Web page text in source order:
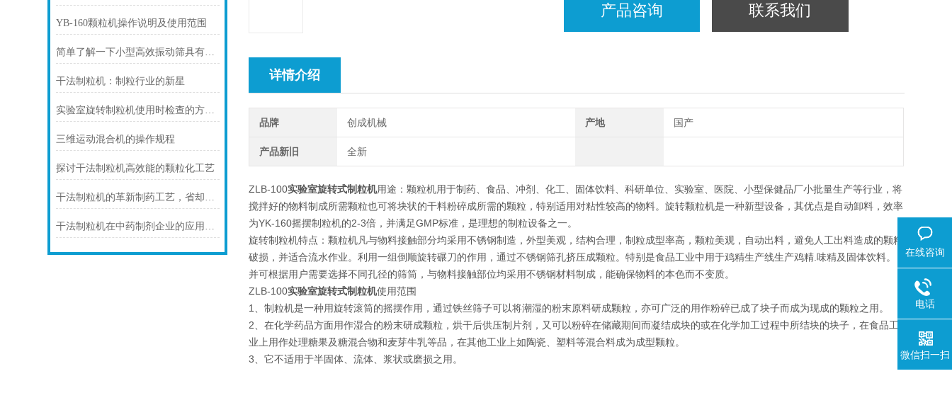
YB-160颗粒机操作说明及使用范围
简单了解一下小型高效振动筛具有哪些性能特点？
干法制粒机：制粒行业的新星
实验室旋转制粒机使用时检查的方法是什么
三维运动混合机的操作规程
探讨干法制粒机高效能的颗粒化工艺
干法制粒机的革新制药工艺，省却繁复流程
干法制粒机在中药制剂企业的应用分析
产品咨询 联系我们
详情介绍
品牌 创成机械 产地 国产
产品新旧 全新
ZLB-100实验室旋转式制粒机用途：颗粒机用于制药、食品、冲剂、化工、固体饮料、科研单位、实验室、医院、小型保健品厂小批量生产等行业，将
搅拌好的物料制成所需颗粒也可将块状的干料粉碎成所需的颗粒，特别适用对粘性较高的物料。旋转颗粒机是一种新型设备，其优点是自动卸料，效率
为YK-160摇摆制粒机的2-3倍，并满足GMP标准，是理想的制粒设备之一。
旋转制粒机特点：颗粒机凡与物料接触部分均采用不锈钢制造，外型美观，结构合理，制粒成型率高，颗粒美观，自动出料，避免人工出料造成的颗粒
破损，并适合流水作业。利用一组倒顺旋转碾刀的作用，通过不锈钢筛孔挤压成颗粒。特别是食品工业中用于鸡精生产线生产鸡精.味精及固体饮料。
并可根据用户需要选择不同孔径的筛筒，与物料接触部位均采用不锈钢材料制成，能确保物料的本色而不变质。
ZLB-100实验室旋转式制粒机使用范围
1、制粒机是一种用旋转滚筒的摇摆作用，通过铁丝筛子可以将潮湿的粉末原料研成颗粒，亦可广泛的用作粉碎已成了块子而成为现成的颗粒之用。
2、在化学药品方面用作湿合的粉末研成颗粒，烘干后供压制片剂，又可以粉碎在储藏期间而凝结成块的或在化学加工过程中所结块的块子，在食品工
业上用作处理糖果及糖混合物和麦芽牛乳等品，在其他工业上如陶瓷、塑料等混合料成为成型颗粒。
3、它不适用于半固体、流体、浆状或磨损之用。
在线咨询
电话
微信扫一扫